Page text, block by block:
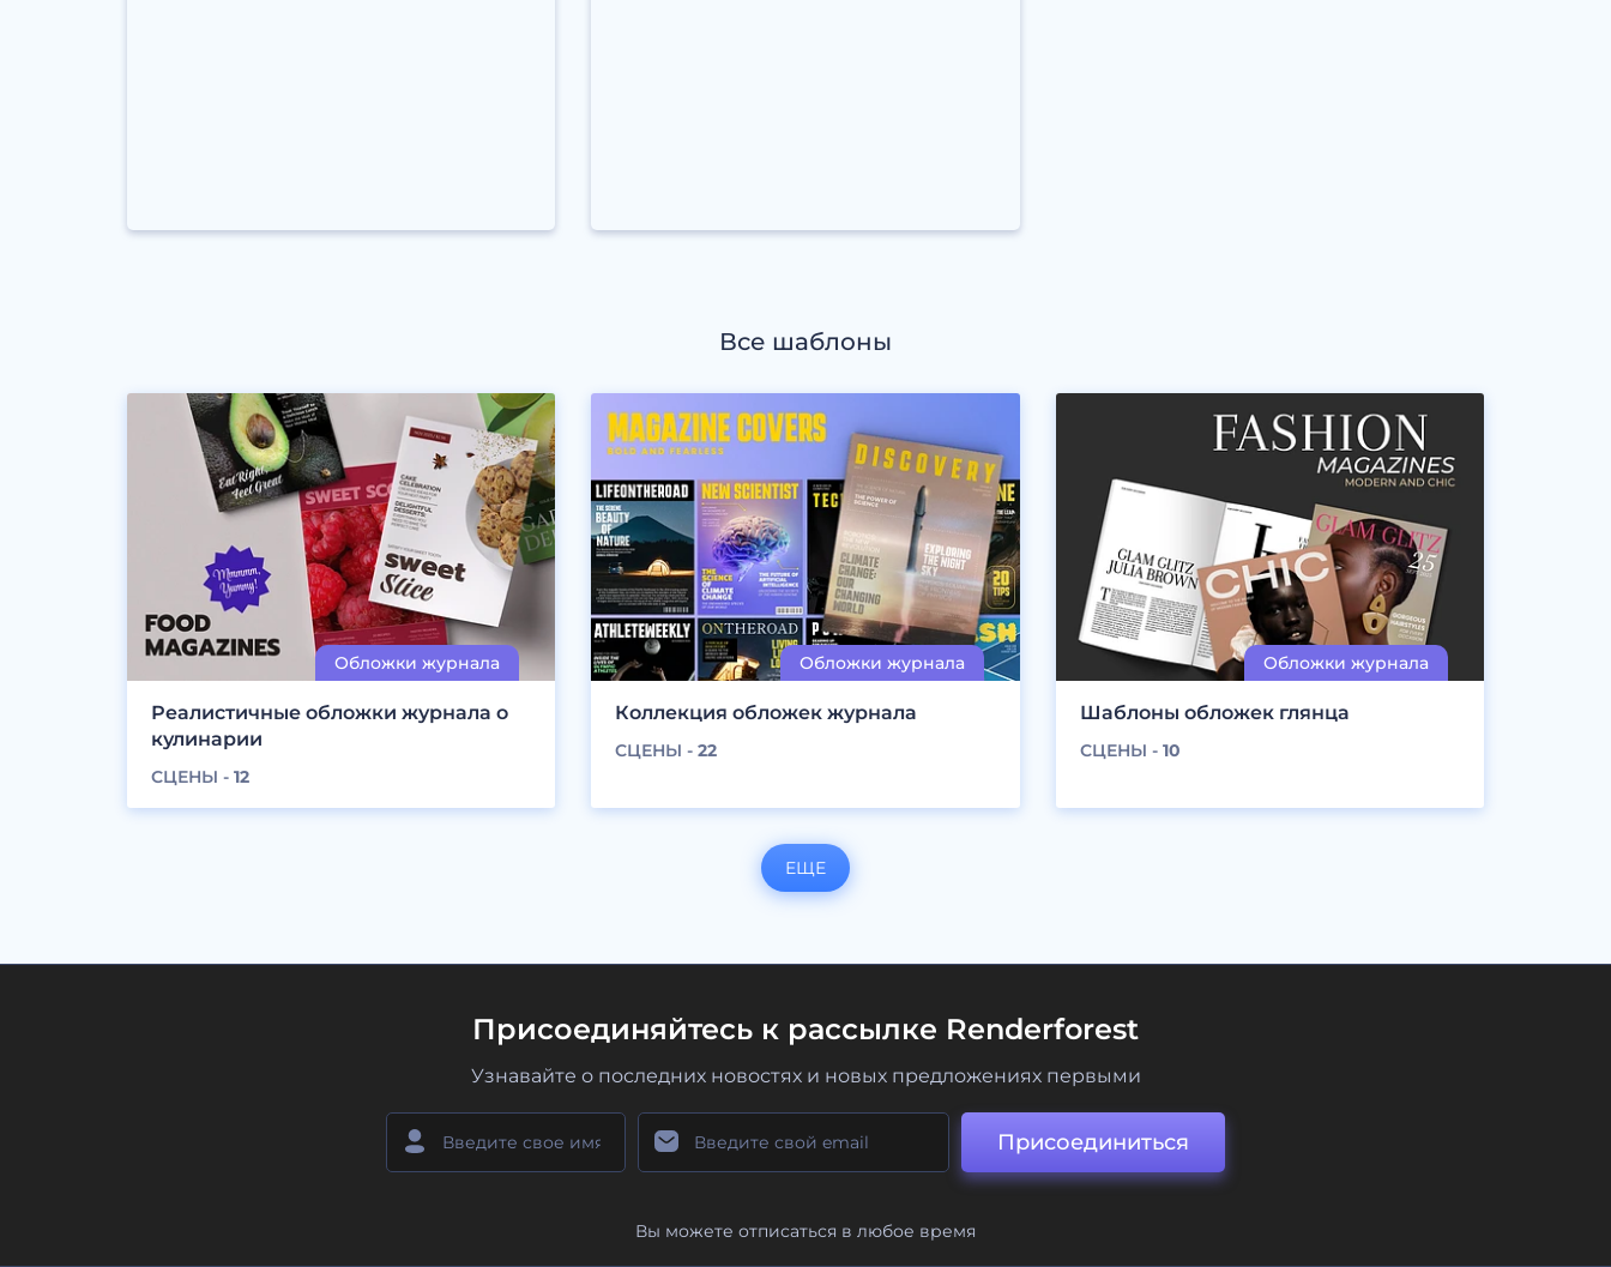
Все шаблоны
Реалистичные обложки журнала о
кулинарии
СЦЕНЫ -12
Коллекция обложек журнала
СЦЕНЫ -22
Шаблоны обложек глянца
СЦЕНЫ - 10
ЕЩЕ
Присоединяйтесь к рассылке Renderforest
Узнавайте о последних новостях и новых предложениях первыми
Присоединиться
Вы можете отписаться в любое время